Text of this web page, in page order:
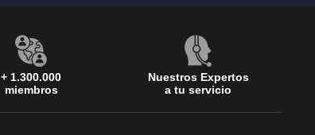
+ 1.300.000
miembros
Nuestros Expertos
a tu servicio